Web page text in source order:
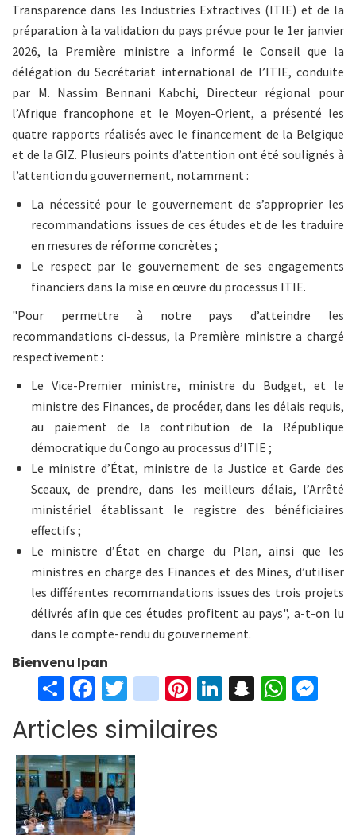
Transparence dans les Industries Extractives (ITIE) et de la
préparation à la validation du pays prévue pour le 1er janvier
2026, la Première ministre a informé le Conseil que la
délégation du Secrétariat international de l’ITIE, conduite
par M. Nassim Bennani Kabchi, Directeur régional pour
l’Afrique francophone et le Moyen-Orient, a présenté les
quatre rapports réalisés avec le financement de la Belgique
et de la GIZ. Plusieurs points d’attention ont été soulignés à
l’attention du gouvernement, notamment :
La nécessité pour le gouvernement de s’approprier les
recommandations issues de ces études et de les traduire
en mesures de réforme concrètes ;
Le respect par le gouvernement de ses engagements
financiers dans la mise en œuvre du processus ITIE.
"Pour permettre à notre pays d’atteindre les
recommandations ci-dessus, la Première ministre a chargé
respectivement :
Le Vice-Premier ministre, ministre du Budget, et le
ministre des Finances, de procéder, dans les délais requis,
au paiement de la contribution de la République
démocratique du Congo au processus d’ITIE ;
Le ministre d’État, ministre de la Justice et Garde des
Sceaux, de prendre, dans les meilleurs délais, l’Arrêté
ministériel établissant le registre des bénéficiaires
effectifs ;
Le ministre d’État en charge du Plan, ainsi que les
ministres en charge des Finances et des Mines, d’utiliser
les différentes recommandations issues des trois projets
délivrés afin que ces études profitent au pays", a-t-on lu
dans le compte-rendu du gouvernement.
Bienvenu Ipan
S
h
ar
e
Fa
ce
b
o
o
k
T
wi
tt
er
in
st
ag
Pi
er
Li S W
Articles similaires